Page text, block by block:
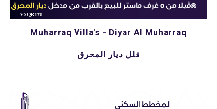
Muharraq Villa's - Diyar Al Muharraq
فلل ديار المحرق